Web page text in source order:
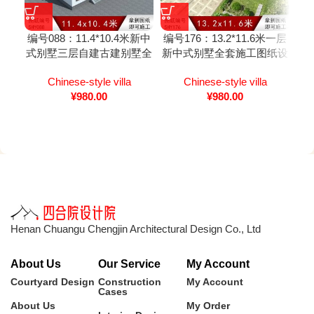
编号088：11.4*10.4米新中
式别墅三层自建古建别墅全
Chinese-style villa
¥980.00
编号176：13.2*11.6米一层
新中式别墅全套施工图纸设
Chinese-style villa
¥980.00
Henan Chuangu Chengjin Architectural Design Co., Ltd
About Us
Courtyard Design
About Us
Our Service
Construction
Cases
My Account
My Account
My Order